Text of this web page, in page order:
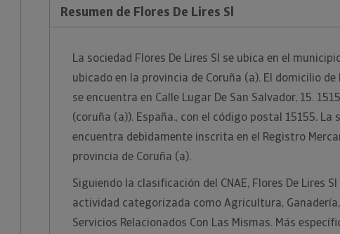
Resumen de Flores De Lires Sl
La sociedad Flores De Lires Sl se ubica en el
ubicado en la provincia de Coruña (a). El domicilio
se encuentra en Calle Lugar De San Salvador, 15.
(coruña (a)). España., con el código postal 15155. La
encuentra debidamente inscrita en el Registro
provincia de Coruña (a).
Siguiendo la clasificación del CNAE, Flores De Lires
actividad categorizada como Agricultura, Ganadería,
Servicios Relacionados Con Las Mismas. Más